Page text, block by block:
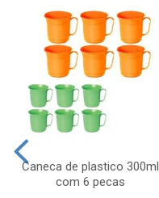
Caneca de plastico 300ml
com 6 pecas